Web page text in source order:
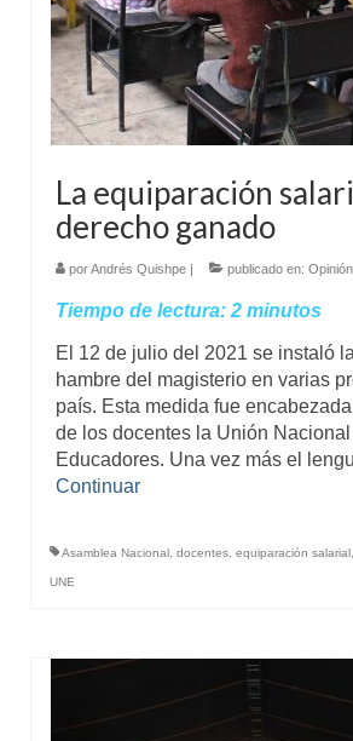
La equiparación
derecho ganado
porAndrés Quishpe | publicado en: Opinión
Tiempo de lectura: 2 minutos
El 12 de julio del 2021 se instaló
hambre del magisterio en varias
país. Esta medida fue
de los docentes la Unión
Educadores. Una vez más el
Continuar
Asamblea Nacional docentes equiparación salarial
UNE